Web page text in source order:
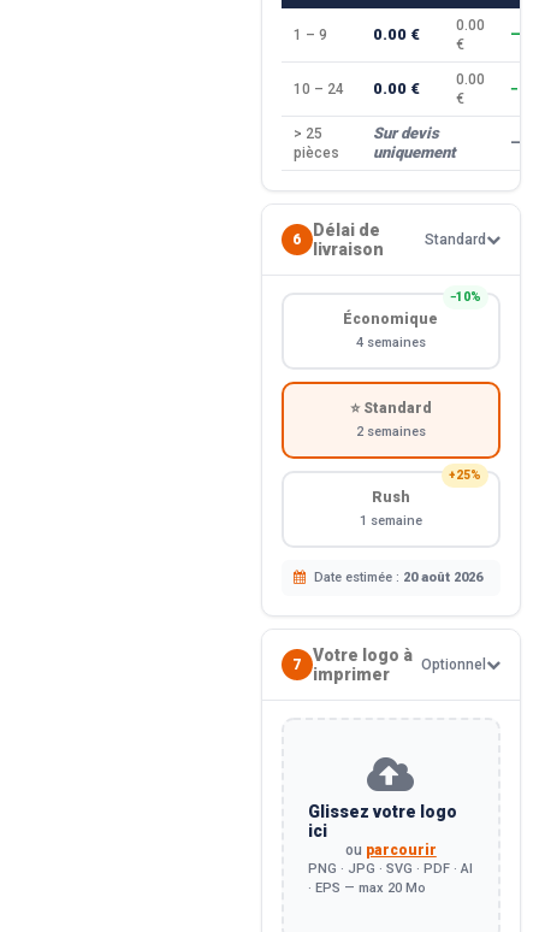
1 – 9 0.00 €
0.00
€
—
10 – 24 0.00 €
0.00
€
> 25
pièces
Sur devis
uniquement
—
6
Délai de
livraison
Standard
−10%
Économique
4 semaines
⭐ Standard
2 semaines
+25%
Rush
1 semaine
Date estimée : 20 août 2026
7
Votre logo à
imprimer
Optionnel
Glissez votre logo
ici
ou parcourir
PNG · JPG · SVG · PDF · AI
· EPS — max 20 Mo